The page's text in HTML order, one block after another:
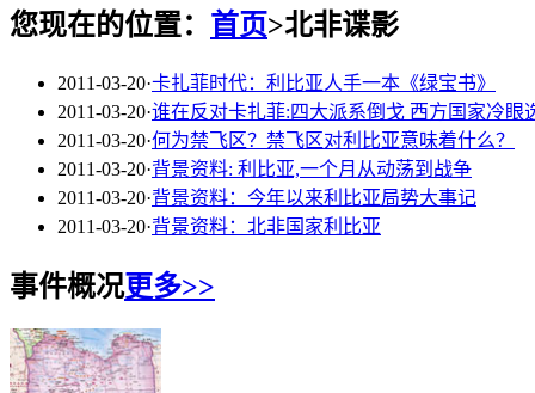
您现在的位置： 首页>北非谍影
2011-03-20·卡扎菲时代：利比亚人手一本《绿宝书》
2011-03-20·谁在反对卡扎菲:四大派系倒戈 西方国家冷眼
2011-03-20·何为禁飞区？禁飞区对利比亚意味着什么？
2011-03-20·背景资料: 利比亚,一个月从动荡到战争
2011-03-20·背景资料：今年以来利比亚局势大事记
2011-03-20·背景资料：北非国家利比亚
事件概况更多>>
合国总部，部分安理会理
事国代表举手投赞成票。